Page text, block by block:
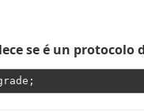
se é un protocolo